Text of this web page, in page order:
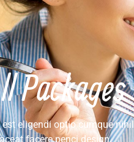
Packages
eligendi optio cumque nihil
facere penci design.